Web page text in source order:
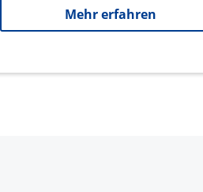
Mehr erfahren